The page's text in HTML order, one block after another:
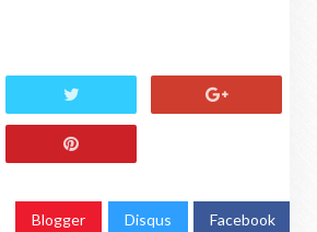
Blogger Disqus Facebook